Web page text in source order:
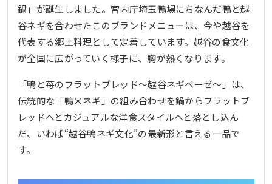
鍋」が誕生しました。宮内庁埼玉鴨場にちなんだ鴨と越
谷ネギを合わせたこのブランドメニューは、今や越谷を
代表する郷土料理として定着しています。越谷の食文化
が全国に広がっていく様子に、胸が熱くなります。
「鴨と苺のフラットブレッド～越谷ネギベーゼ～」は、
伝統的な「鴨×ネギ」の組み合わせを鍋からフラットブ
レッドへとカジュアルな洋食スタイルへと落とし込ん
だ、いわば“越谷鴨ネギ文化”の最新形と言える一品で
す。